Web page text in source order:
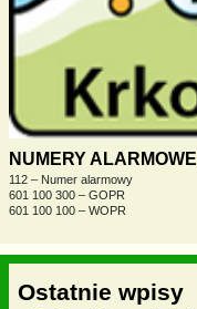
NUMERY ALARMOWE
112 – Numer alarmowy
601 100 300 – GOPR
601 100 100 – WOPR
Ostatnie wpisy